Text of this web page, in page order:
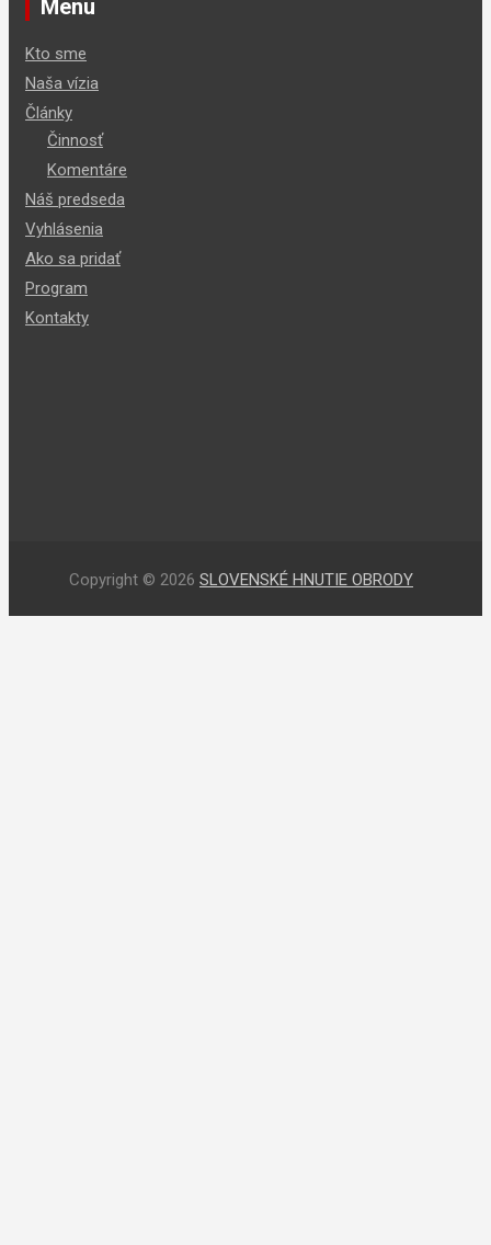
Menu
Kto sme
Naša vízia
Články
Činnosť
Komentáre
Náš predseda
Vyhlásenia
Ako sa pridať
Program
Kontakty
Copyright © 2026 SLOVENSKÉ HNUTIE OBRODY